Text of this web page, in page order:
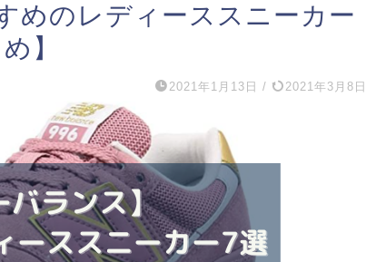
めのレディーススニーカー
】
2021年1月13日 / 2021年3月8日